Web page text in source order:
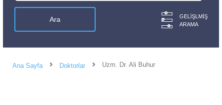
GELIŞLMIŞ
ARAMA
Ana Sayfa Doktorlar Uzm. Dr. Ali Buhur